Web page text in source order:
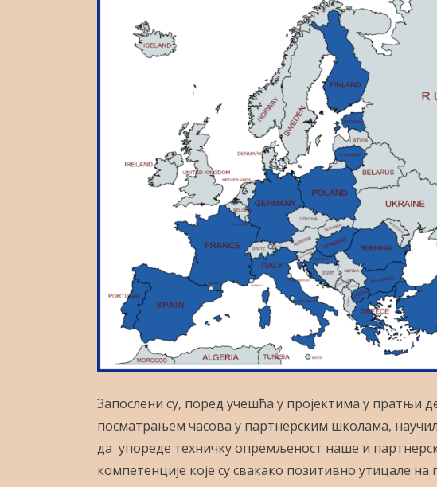
Запослени су, поред учешћа у пројектима у пратњи
посматрањем часова у партнерским школама,
да упореде техничку опремљеност наше и
компетенције које су свакако позитивно утицале